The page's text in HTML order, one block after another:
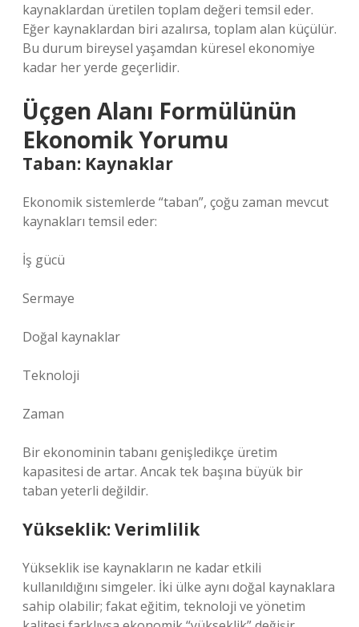
kaynaklardan üretilen toplam değeri temsil eder.
Eğer kaynaklardan biri azalırsa, toplam alan küçülür.
Bu durum bireysel yaşamdan küresel ekonomiye
kadar her yerde geçerlidir.
Üçgen Alanı Formülünün
Ekonomik Yorumu
Taban: Kaynaklar
Ekonomik sistemlerde “taban”, çoğu zaman mevcut
kaynakları temsil eder:
İş gücü
Sermaye
Doğal kaynaklar
Teknoloji
Zaman
Bir ekonominin tabanı genişledikçe üretim
kapasitesi de artar. Ancak tek başına büyük bir
taban yeterli değildir.
Yükseklik: Verimlilik
Yükseklik ise kaynakların ne kadar etkili
kullanıldığını simgeler. İki ülke aynı doğal kaynaklara
sahip olabilir; fakat eğitim, teknoloji ve yönetim